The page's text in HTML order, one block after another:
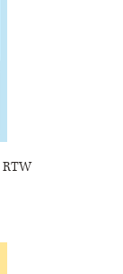
RTW